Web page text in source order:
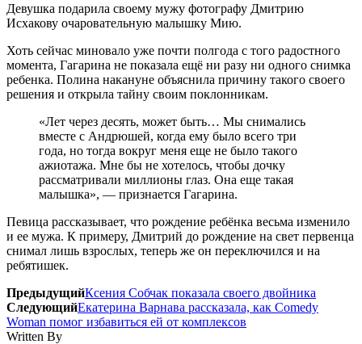
Девушка подарила своему мужу фотографу Дмитрию
Исхакову очаровательную малышку Мию.
Хоть сейчас миновало уже почти полгода с того радостного
момента, Гагарина не показала ещё ни разу ни одного снимка
ребенка. Полина накануне объяснила причину такого своего
решения и открыла тайну своим поклонникам.
«Лет через десять, может быть… Мы снимались
вместе с Андрюшей, когда ему было всего три
года, но тогда вокруг меня еще не было такого
ажиотажа. Мне бы не хотелось, чтобы дочку
рассматривали миллионы глаз. Она еще такая
малышка», — признается Гагарина.
Певица рассказывает, что рождение ребёнка весьма изменило
и ее мужа. К примеру, Дмитрий до рождение на свет первенца
снимал лишь взрослых, теперь же он переключился и на
ребятишек.
ПредыдущийКсения Собчак показала своего двойника
СледующийЕкатерина Варнава рассказала, как Comedy
Woman помог избавиться ей от комплексов
Written By